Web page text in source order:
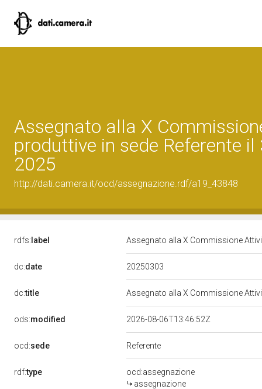
Assegnato alla X
produttive in sede Referente
2025
http://dati.camera.it/ocd/assegnazione.rdf/a19_43848
rdfs: label Assegnato alla X Commissione
dc:date 20250303
dc:title Assegnato alla X Commissione
ods:modified 2026-08-06T13:46:52Z
ocd:sede Referente
rdf:type
ocd:assegnazione
assegnazione